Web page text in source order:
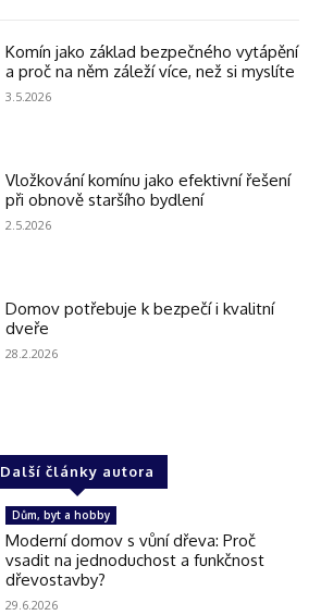
Komín jako základ bezpečného vytápění
a proč na něm záleží více, než si myslíte
3.5.2026
Vložkování komínu jako efektivní řešení
při obnově staršího bydlení
2.5.2026
Domov potřebuje k bezpečí i kvalitní
dveře
28.2.2026
Další články autora
Dům, byt a hobby
Moderní domov s vůní dřeva: Proč
vsadit na jednoduchost a funkčnost
dřevostavby?
29.6.2026